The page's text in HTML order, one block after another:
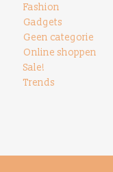
Fashion
Gadgets
Geen categorie
Online shoppen
Sale!
Trends